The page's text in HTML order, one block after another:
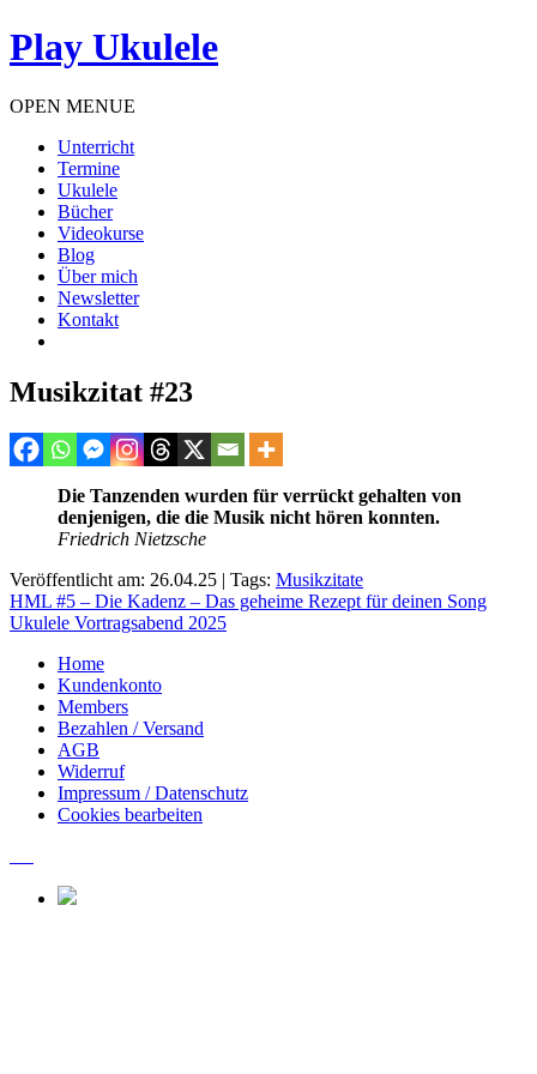
Play Ukulele
OPEN MENUE
Unterricht
Termine
Ukulele
Bücher
Videokurse
Blog
Über mich
Newsletter
Kontakt
Musikzitat #23
Die Tanzenden wurden für verrückt gehalten von
denjenigen, die die Musik nicht hören konnten.
Friedrich Nietzsche
Veröffentlicht am: 26.04.25 | Tags: Musikzitate
Beitragsnavigation
HML #5 – Die Kadenz – Das geheime Rezept für deinen Song
Ukulele Vortragsabend 2025
Home
Kundenkonto
Members
Bezahlen / Versand
AGB
Widerruf
Impressum / Datenschutz
Cookies bearbeiten